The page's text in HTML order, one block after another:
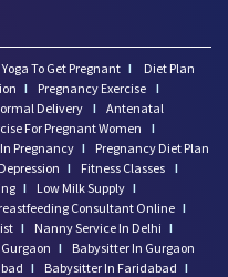
Yoga To Get Pregnant I
Diet Plan
I Pregnancy Exercise I
Delivery I Antenatal
For Pregnant Women
I
Pregnancy I
Pregnancy Diet Plan
I Fitness Classes I
I Low Milk Supply I
Consultant Online I
I Nanny Service In Delhi I
I
Babysitter In Gurgaon
I Babysitter In Faridabad I